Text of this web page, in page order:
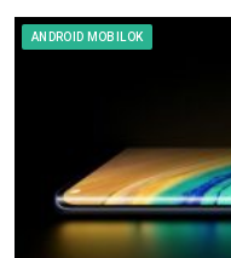
ANDROID MOBILOK